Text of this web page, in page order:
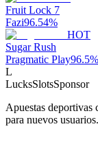
Fruit Lock 7
Fazi96.54%
HOT
Sugar Rush
Pragmatic Play96.5%
L
LucksSlotsSponsor
Apuestas deportivas
para nuevos usuarios.